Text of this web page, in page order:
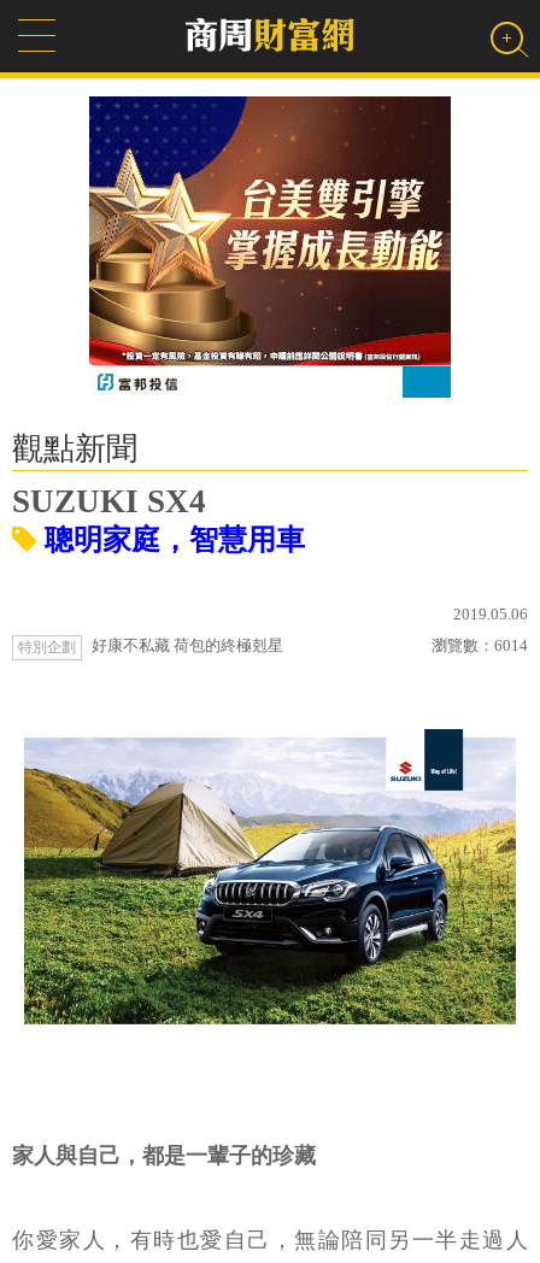
觀點新聞
SUZUKI SX4
聰明家庭，智慧用車
2019.05.06
特別企劃 好康不私藏 荷包的終極剋星 瀏覽數： 6014
家人與自己，都是一輩子的珍藏
你愛家人，有時也愛自己，無論陪同另一半走過人